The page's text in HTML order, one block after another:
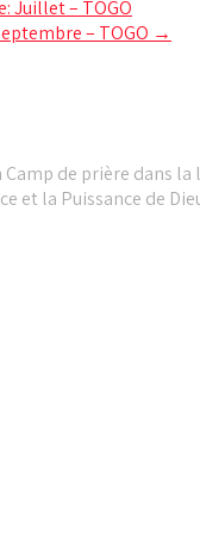
Juillet – TOGO
– TOGO →
Camp de prière dans
et la Puissance de